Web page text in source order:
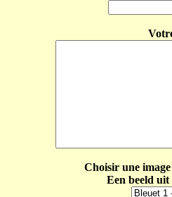
Choisir une
Een beeld